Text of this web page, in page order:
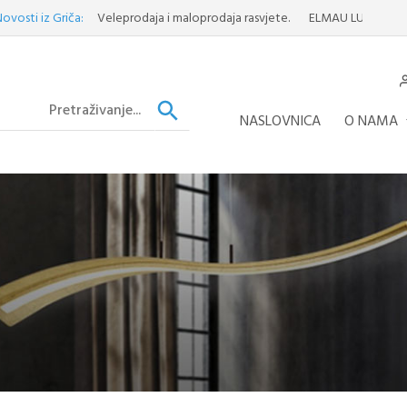
iz Griča:Veleprodaja i maloprodaja rasvjete. ELMAU LUSTER
NASLOVNICA O NAMA